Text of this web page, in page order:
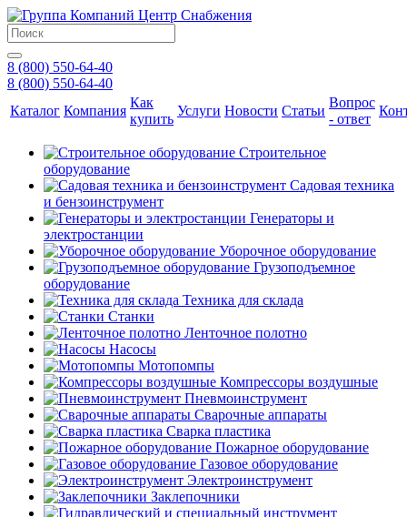
8 (800) 550-64-40
8 (800) 550-64-40
Каталог Компания
Как
купить
Услуги Новости Статьи
Вопрос
- ответ
Строительное
оборудование
Садовая техника
и бензоинструмент
Генераторы и
электростанции
Уборочное оборудование
Грузоподъемное
оборудование
Техника для склада
Станки
Ленточное полотно
Насосы
Мотопомпы
Компрессоры воздушные
Пневмоинструмент
Сварочные аппараты
Сварка пластика
Пожарное оборудование
Газовое оборудование
Электроинструмент
Заклепочники